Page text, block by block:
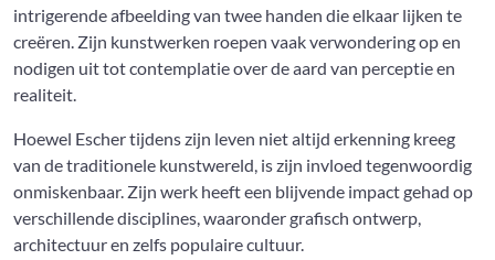
intrigerende afbeelding van twee handen die elkaar lijken te
creëren. Zijn kunstwerken roepen vaak verwondering op en
nodigen uit tot contemplatie over de aard van perceptie en
realiteit.
Hoewel Escher tijdens zijn leven niet altijd erkenning kreeg
van de traditionele kunstwereld, is zijn invloed tegenwoordig
onmiskenbaar. Zijn werk heeft een blijvende impact gehad op
verschillende disciplines, waaronder grafisch ontwerp,
architectuur en zelfs populaire cultuur.